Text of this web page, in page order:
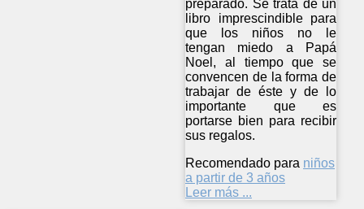
preparado. Se trata de un
libro imprescindible para
que los niños no le
tengan miedo a Papá
Noel, al tiempo que se
convencen de la forma de
trabajar de éste y de lo
importante que es
portarse bien para recibir
sus regalos.
Recomendado para niños
a partir de 3 años
Leer más ...